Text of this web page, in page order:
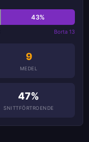
43%
Borta 13
9
MEDEL
47%
SNITTFÖRTROENDE